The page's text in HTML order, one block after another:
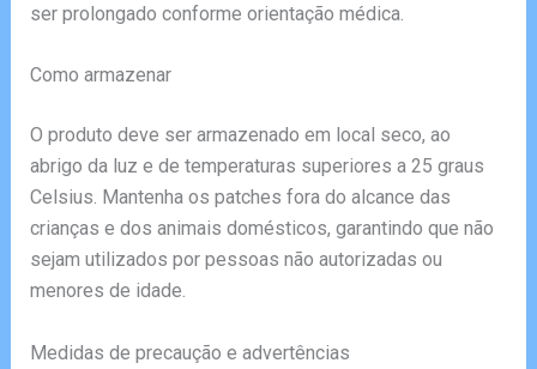
ser prolongado conforme orientação médica.
Como armazenar
O produto deve ser armazenado em local seco, ao
abrigo da luz e de temperaturas superiores a 25 graus
Celsius. Mantenha os patches fora do alcance das
crianças e dos animais domésticos, garantindo que não
sejam utilizados por pessoas não autorizadas ou
menores de idade.
Medidas de precaução e advertências